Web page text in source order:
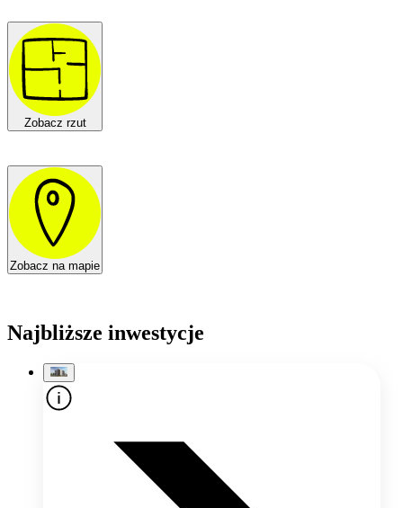
Zobacz rzut
Zobacz na mapie
Najbliższe inwestycje